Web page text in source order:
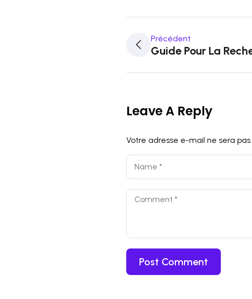
Précédent
Guide Pour La
Leave A Reply
Votre adresse e-mail ne sera pas